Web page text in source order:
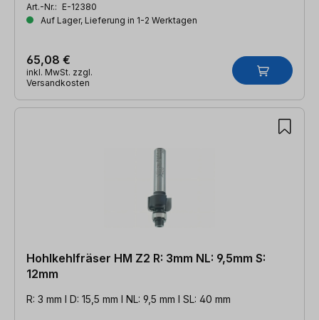
Art.-Nr.: E-12380
Auf Lager, Lieferung in 1-2 Werktagen
65,08 €
inkl. MwSt. zzgl.
Versandkosten
Hohlkehlfräser HM Z2 R: 3mm NL: 9,5mm S:
12mm
R: 3 mm l D: 15,5 mm l NL: 9,5 mm l SL: 40 mm